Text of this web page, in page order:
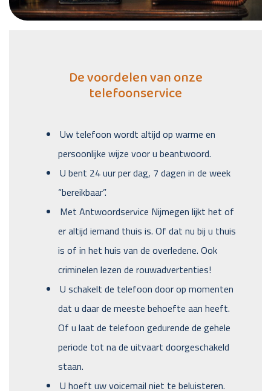
De voordelen van onze
telefoonservice
Uw telefoon wordt altijd op warme en
persoonlijke wijze voor u beantwoord.
U bent 24 uur per dag, 7 dagen in de week
“bereikbaar”.
Met Antwoordservice Nijmegen lijkt het of
er altijd iemand thuis is. Of dat nu bij u thuis
is of in het huis van de overledene. Ook
criminelen lezen de rouwadvertenties!
U schakelt de telefoon door op momenten
dat u daar de meeste behoefte aan heeft.
Of u laat de telefoon gedurende de gehele
periode tot na de uitvaart doorgeschakeld
staan.
U hoeft uw voicemail niet te beluisteren.